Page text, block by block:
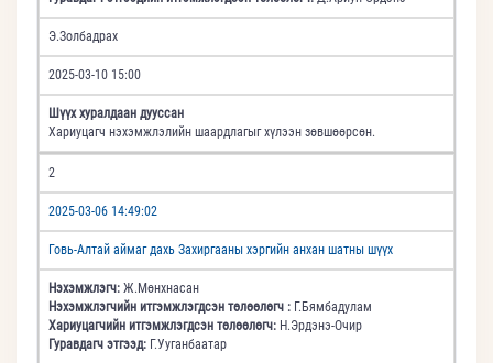
Э.Золбадрах
2025-03-10 15:00
Шүүх хуралдаан дууссан
Хариуцагч нэхэмжлэлийн шаардлагыг хүлээн зөвшөөрсөн.
2
2025-03-06 14:49:02
Говь-Алтай аймаг дахь Захиргааны хэргийн анхан шатны шүүх
Нэхэмжлэгч: Ж.Мөнхнасан
Нэхэмжлэгчийн итгэмжлэгдсэн төлөөлөгч : Г.Бямбадулам
Хариуцагчийн итгэмжлэгдсэн төлөөлөгч: Н.Эрдэнэ-Очир
Гуравдагч этгээд: Г.Ууганбаатар